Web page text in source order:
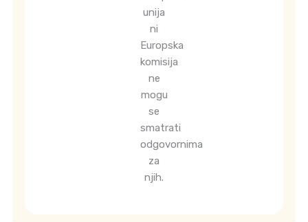
unija
ni
Europska
komisija
ne
mogu
se
smatrati
odgovornima
za
njih.